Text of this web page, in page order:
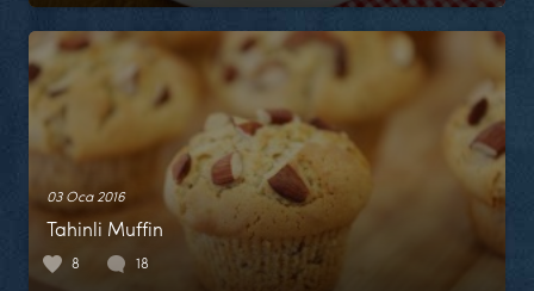
03 Oca 2016
Tahinli Muffin
8 18